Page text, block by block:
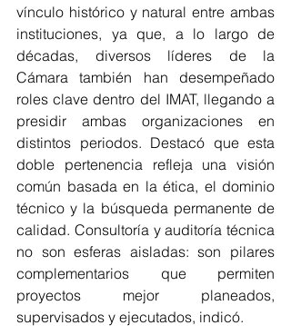
vínculo histórico y natural entre ambas
instituciones, ya que, a lo largo de
décadas, diversos líderes de la
Cámara también han desempeñado
roles clave dentro del IMAT, llegando a
presidir ambas organizaciones en
distintos periodos. Destacó que esta
doble pertenencia refleja una visión
común basada en la ética, el dominio
técnico y la búsqueda permanente de
calidad. Consultoría y auditoría técnica
no son esferas aisladas: son pilares
complementarios que permiten
proyectos mejor planeados,
supervisados y ejecutados, indicó.